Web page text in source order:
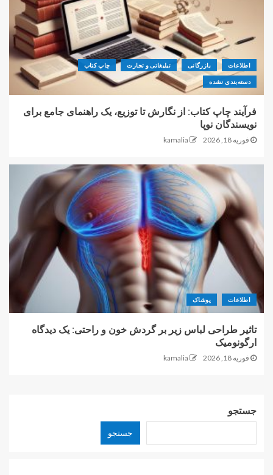
اطلاعات بازرگانی تبلیغاتی و تجارت چاپ کتاب
دسته‌بندی نشده
فرآیند چاپ کتاب: از نگارش تا توزیع، یک راهنمای جامع برای
نویسندگان نوپا
فوریه 18, 2026 kamalia
اطلاعات پوشاک
تاثیر طراحی لباس زیر بر گردش خون و راحتی: یک دیدگاه
ارگونومیک
فوریه 18, 2026 kamalia
جستجو
جستجو